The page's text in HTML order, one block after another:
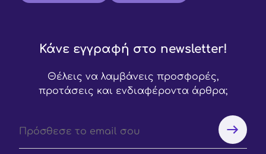
Κάνε εγγραφή στο newsletter!
Θέλεις να λαμβάνεις προσφορές,
προτάσεις και ενδιαφέροντα άρθρα;